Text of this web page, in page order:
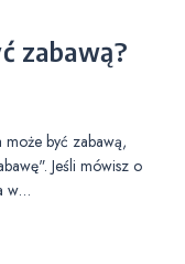
zabawą?
być zabawą,
Jeśli mówisz o
w…